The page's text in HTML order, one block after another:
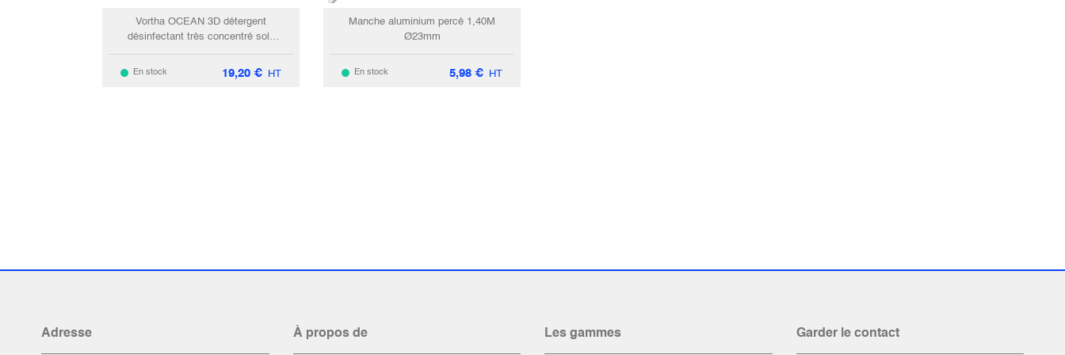
Vortha OCEAN 3D détergent
désinfectant très concentré sols
fraicheur / 5L
En stock 19,20 € HT
Manche aluminium percé 1,40M
Ø23mm
En stock 5,98 € HT
Adresse À propos de Les gammes Garder le contact